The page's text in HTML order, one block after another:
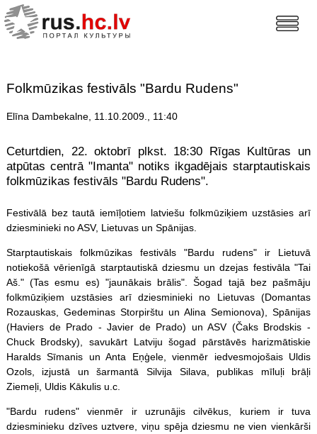
Folkmūzikas festivāls "Bardu Rudens"
Elīna Dambekalne, 11.10.2009., 11:40
Ceturtdien, 22. oktobrī plkst. 18:30 Rīgas Kultūras un
atpūtas centrā "Imanta" notiks ikgadējais starptautiskais
folkmūzikas festivāls "Bardu Rudens".
Festivālā bez tautā iemīļotiem latviešu folkmūziķiem uzstāsies arī
dziesminieki no ASV, Lietuvas un Spānijas.
Starptautiskais folkmūzikas festivāls "Bardu rudens" ir Lietuvā
notiekošā vērienīgā starptautiskā dziesmu un dzejas festivāla "Tai
Aš." (Tas esmu es) "jaunākais brālis". Šogad tajā bez pašmāju
folkmūziķiem uzstāsies arī dziesminieki no Lietuvas (Domantas
Rozauskas, Gedeminas Storpirštu un Alina Semionova), Spānijas
(Haviers de Prado - Javier de Prado) un ASV (Čaks Brodskis -
Chuck Brodsky), savukārt Latviju šogad pārstāvēs harizmātiskie
Haralds Sīmanis un Anta Eņģele, vienmēr iedvesmojošais Uldis
Ozols, izjustā un šarmantā Silvija Silava, publikas mīluļi brāļi
Ziemeļi, Uldis Kākulis u.c.
"Bardu rudens" vienmēr ir uzrunājis cilvēkus, kuriem ir tuva
dziesminieku dzīves uztvere, viņu spēja dziesmu ne vien vienkārši